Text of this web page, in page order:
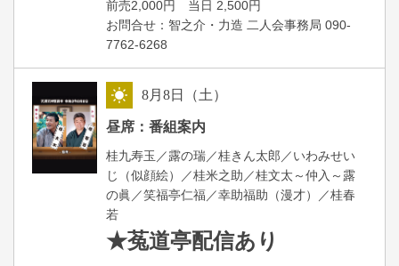
前売2,000円 当日 2,500円
お問合せ：智之介・力造 二人会事務局 090-
7762-6268
8月8日（土）
昼席：番組案内
桂九寿玉／露の瑞／桂きん太郎／いわみせい
じ（似顔絵）／桂米之助／桂文太～仲入～露
の眞／笑福亭仁福／幸助福助（漫才）／桂春
若
★菟道亭配信あり